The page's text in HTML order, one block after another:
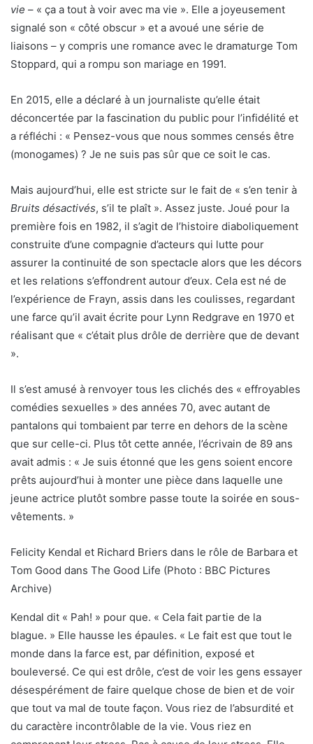
vie – « ça a tout à voir avec ma vie ». Elle a joyeusement
signalé son « côté obscur » et a avoué une série de
liaisons – y compris une romance avec le dramaturge Tom
Stoppard, qui a rompu son mariage en 1991.
En 2015, elle a déclaré à un journaliste qu’elle était
déconcertée par la fascination du public pour l’infidélité et
a réfléchi : « Pensez-vous que nous sommes censés être
(monogames) ? Je ne suis pas sûr que ce soit le cas.
Mais aujourd’hui, elle est stricte sur le fait de « s’en tenir à
Bruits désactivés, s’il te plaît ». Assez juste. Joué pour la
première fois en 1982, il s’agit de l’histoire diaboliquement
construite d’une compagnie d’acteurs qui lutte pour
assurer la continuité de son spectacle alors que les décors
et les relations s’effondrent autour d’eux. Cela est né de
l’expérience de Frayn, assis dans les coulisses, regardant
une farce qu’il avait écrite pour Lynn Redgrave en 1970 et
réalisant que « c’était plus drôle de derrière que de devant
».
Il s’est amusé à renvoyer tous les clichés des « effroyables
comédies sexuelles » des années 70, avec autant de
pantalons qui tombaient par terre en dehors de la scène
que sur celle-ci. Plus tôt cette année, l’écrivain de 89 ans
avait admis : « Je suis étonné que les gens soient encore
prêts aujourd’hui à monter une pièce dans laquelle une
jeune actrice plutôt sombre passe toute la soirée en sous-
vêtements. »
Felicity Kendal et Richard Briers dans le rôle de Barbara et
Tom Good dans The Good Life (Photo : BBC Pictures
Archive)
Kendal dit « Pah! » pour que. « Cela fait partie de la
blague. » Elle hausse les épaules. « Le fait est que tout le
monde dans la farce est, par définition, exposé et
bouleversé. Ce qui est drôle, c’est de voir les gens essayer
désespérément de faire quelque chose de bien et de voir
que tout va mal de toute façon. Vous riez de l’absurdité et
du caractère incontrôlable de la vie. Vous riez en